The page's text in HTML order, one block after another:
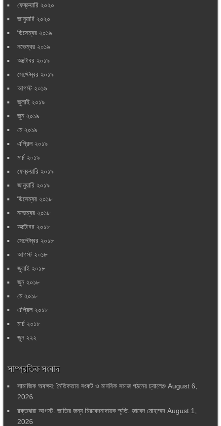
ফেব্রুয়ারি ২০২০
জানুয়ারি ২০২০
ডিসেম্বর ২০১৯
নভেম্বর ২০১৯
অক্টোবর ২০১৯
সেপ্টেম্বর ২০১৯
আগস্ট ২০১৯
জুলাই ২০১৯
জুন ২০১৯
মে ২০১৯
এপ্রিল ২০১৯
মার্চ ২০১৯
ফেব্রুয়ারি ২০১৯
জানুয়ারি ২০১৯
ডিসেম্বর ২০১৮
নভেম্বর ২০১৮
অক্টোবর ২০১৮
সেপ্টেম্বর ২০১৮
আগস্ট ২০১৮
জুলাই ২০১৮
জুন ২০১৮
মে ২০১৮
এপ্রিল ২০১৮
মার্চ ২০১৮
জুন ২২২
সাম্প্রতিক সংবাদ
সামাজিক অবক্ষয়: নৈতিকতার সংকট ও মানবিক সমাজ গঠনের চ্যালেঞ্জ August 6,
2026
রক্তঝরা আগস্ট: জাতির জন্য চিরবেদনাদায়ক স্মৃতি: জাবেদ মোহাম্মদ August 1,
2026